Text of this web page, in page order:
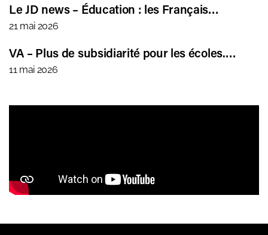
Le JD news – Éducation : les Français…
21 mai 2026
VA – Plus de subsidiarité pour les écoles.…
11 mai 2026